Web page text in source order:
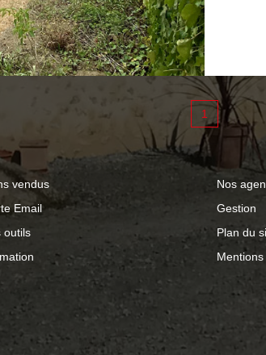
1
vendus
Email
outils
Nos
Gestion
Plan du